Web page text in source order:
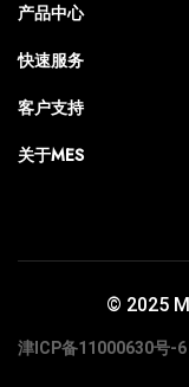
产品中心
快速服务
客户支持
关于MES
© 2025
津ICP备11000630号-6